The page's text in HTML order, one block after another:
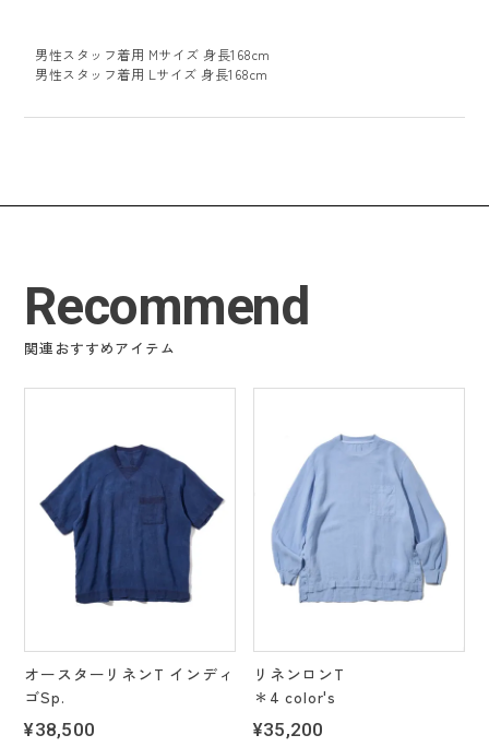
男性スタッフ着用 Mサイズ 身長168cm
男性スタッフ着用 Lサイズ 身長168cm
Recommend
関連おすすめアイテム
オースターリネンT インディ
ゴSp.
¥38,500
リネンロンT
＊4 color's
¥35,200